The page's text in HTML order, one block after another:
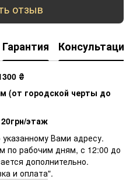
отзыв
Гарантия Консультация
₴
(от городской черты до
этаж
Вами адресу.
по рабочим дням, с 12:00 до
дополнительно.
и оплата".